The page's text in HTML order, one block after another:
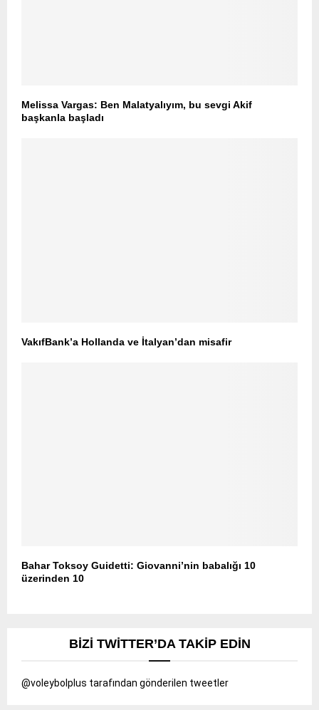
Melissa Vargas: Ben Malatyalıyım, bu sevgi Akif
başkanla başladı
VakıfBank’a Hollanda ve İtalyan’dan misafir
Bahar Toksoy Guidetti: Giovanni’nin babalığı 10
üzerinden 10
BIZI TWITTER’DA TAKIP EDIN
@voleybolplus tarafından gönderilen tweetler